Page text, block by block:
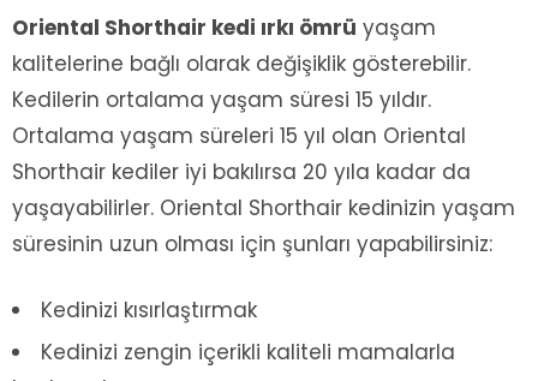
Oriental Shorthair kedi ırkı ömrü yaşam
kalitelerine bağlı olarak değişiklik gösterebilir.
Kedilerin ortalama yaşam süresi 15 yıldır.
Ortalama yaşam süreleri 15 yıl olan Oriental
Shorthair kediler iyi bakılırsa 20 yıla kadar da
yaşayabilirler. Oriental Shorthair kedinizin yaşam
süresinin uzun olması için şunları yapabilirsiniz:
Kedinizi kısırlaştırmak
Kedinizi zengin içerikli kaliteli mamalarla